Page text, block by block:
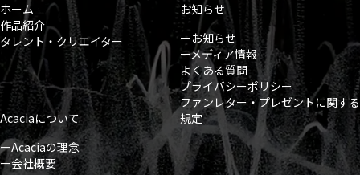
ホーム
作品紹介
タレント・クリエイター
Acaciaについて
ーAcaciaの理念
ー会社概要
お知らせ
ーお知らせ
ーメディア情報
よくある質問
プライバシーポリシー
ファンレター・プレゼントに関する
規定